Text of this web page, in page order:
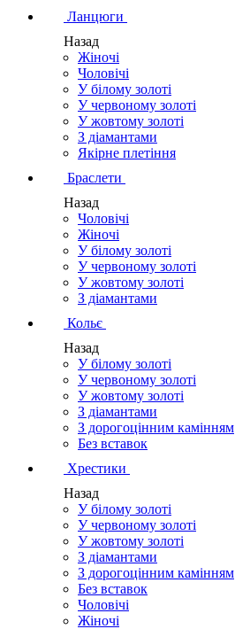
Ланцюги
Назад
Жіночі
Чоловічі
У білому золоті
У червоному золоті
У жовтому золоті
З діамантами
Якірне плетіння
Браслети
Назад
Чоловічі
Жіночі
У білому золоті
У червоному золоті
У жовтому золоті
З діамантами
Кольє
Назад
У білому золоті
У червоному золоті
У жовтому золоті
З діамантами
З дорогоцінним камінням
Без вставок
Хрестики
Назад
У білому золоті
У червоному золоті
У жовтому золоті
З діамантами
З дорогоцінним камінням
Без вставок
Чоловічі
Жіночі